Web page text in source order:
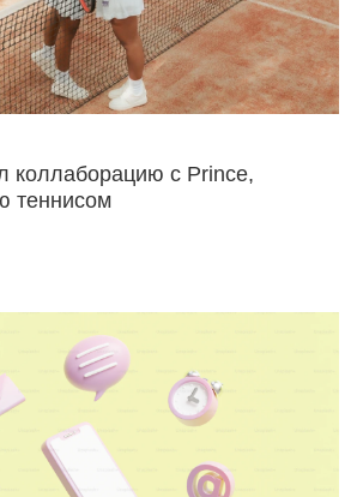
коллаборацию с Prince,
теннисом